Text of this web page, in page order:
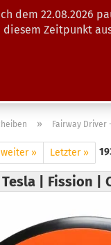
dem 22.08.2026
Zeitpunkt
» Fairway Driver
weiter » Letzter »
| Fission |